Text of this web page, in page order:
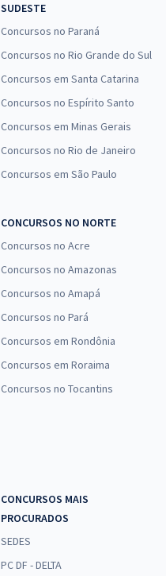
SUDESTE
Concursos no Paraná
Concursos no Rio Grande do Sul
Concursos em Santa Catarina
Concursos no Espírito Santo
Concursos em Minas Gerais
Concursos no Rio de Janeiro
Concursos em São Paulo
CONCURSOS NO NORTE
Concursos no Acre
Concursos no Amazonas
Concursos no Amapá
Concursos no Pará
Concursos em Rondônia
Concursos em Roraima
Concursos no Tocantins
CONCURSOS MAIS
PROCURADOS
SEDES
PC DF - DELTA